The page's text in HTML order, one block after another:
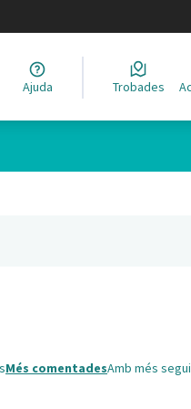
Elegir el idioma
Ajuda Trobades
Més comentadesAmb més